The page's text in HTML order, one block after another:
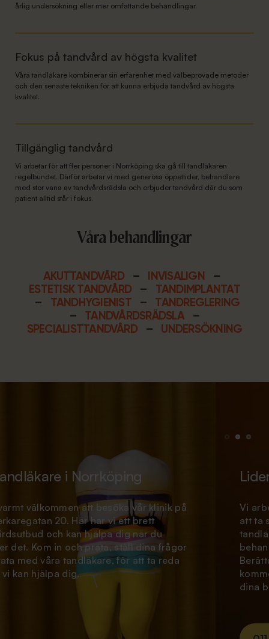
årlig undersökning eller mer omfattande behandlingar.
Fokus på tandvård av högsta kvalitet
Våra tandläkare kombinerar sin erfarenhet med välbeprövade metoder
och den senaste tekniken för att kunna erbjuda tandvård av högsta
kvalitet.
Tillgänglig tandvård
Vi arbetar för att fler personer i Norrköping ska gå till tandläkaren
regelbundet. Därför arbetar vi med generösa öppettider, behandlare
med stor vana av tandvårdsrädsla och erbjuder tandvård där du som
patient alltid står i fokus.
Våra behandlingar
AKUTTANDVÅRD – INVISALIGN
–
ESTETISK TANDVÅRD
–
TANDIMPLANTAT
–
TANDHYGIENIST –
TANDREGLERING
–
TANDVÅRDSRÄDSLA
–
SPECIALISTTANDVÅRD
– UNDERSÖKNING
Lider du av tandvårdsrädsla?
Vi arbetar aktivt för att hjälpa tandvårdsrädda
att ta steget tillbaka till tandvården. Våra
tandläkare är utbildade att bemöta och
behandla patienter med tandvårdsrädsla.
Berätta om din oro när du bokar din tid så
kommer tandläkaren att anpassa besöket efter